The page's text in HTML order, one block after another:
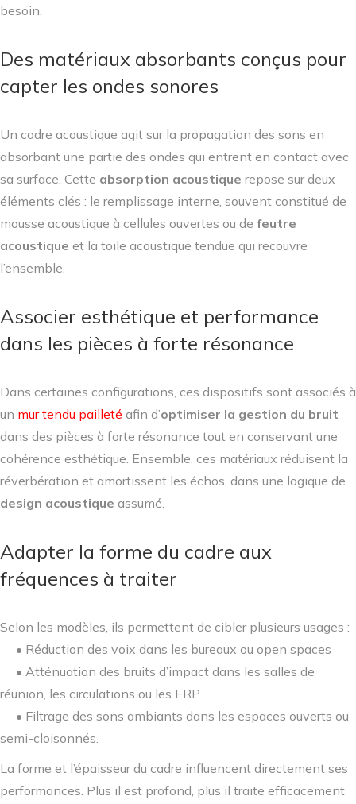
besoin.
Des matériaux absorbants conçus pour
capter les ondes sonores
Un cadre acoustique agit sur la propagation des sons en
absorbant une partie des ondes qui entrent en contact avec
sa surface. Cette absorption acoustique repose sur deux
éléments clés : le remplissage interne, souvent constitué de
mousse acoustique à cellules ouvertes ou de feutre
acoustique et la toile acoustique tendue qui recouvre
l’ensemble.
Associer esthétique et performance
dans les pièces à forte résonance
Dans certaines configurations, ces dispositifs sont associés à
un mur tendu pailleté afin d’optimiser la gestion du bruit
dans des pièces à forte résonance tout en conservant une
cohérence esthétique. Ensemble, ces matériaux réduisent la
réverbération et amortissent les échos, dans une logique de
design acoustique assumé.
Adapter la forme du cadre aux
fréquences à traiter
Selon les modèles, ils permettent de cibler plusieurs usages :
• Réduction des voix dans les bureaux ou open spaces
• Atténuation des bruits d’impact dans les salles de
réunion, les circulations ou les ERP
• Filtrage des sons ambiants dans les espaces ouverts ou
semi-cloisonnés.
La forme et l’épaisseur du cadre influencent directement ses
performances. Plus il est profond, plus il traite efficacement